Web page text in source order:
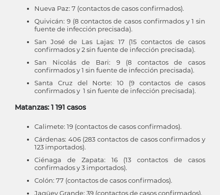
Nueva Paz: 7 (contactos de casos confirmados).
Quivicán: 9 (8 contactos de casos confirmados y 1 sin
fuente de infección precisada).
San José de Las Lajas: 17 (15 contactos de casos
confirmados y 2 sin fuente de infección precisada).
San Nicolás de Bari: 9 (8 contactos de casos
confirmados y 1 sin fuente de infección precisada).
Santa Cruz del Norte: 10 (9 contactos de casos
confirmados y 1 sin fuente de infección precisada).
Matanzas: 1 191 casos
Calimete: 19 (contactos de casos confirmados).
Cárdenas: 406 (283 contactos de casos confirmados y
123 importados).
Ciénaga de Zapata: 16 (13 contactos de casos
confirmados y 3 importados).
Colón: 77 (contactos de casos confirmados).
Jagüey Grande: 39 (contactos de casos confirmados).